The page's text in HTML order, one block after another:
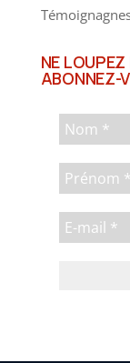
NE LOUPEZ
ABONNEZ-